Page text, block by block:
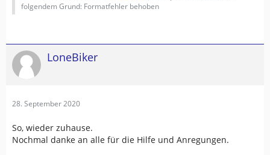
folgendem Grund: Formatfehler behoben
LoneBiker
28. September 2020
So, wieder zuhause.
Nochmal danke an alle für die Hilfe und Anregungen.